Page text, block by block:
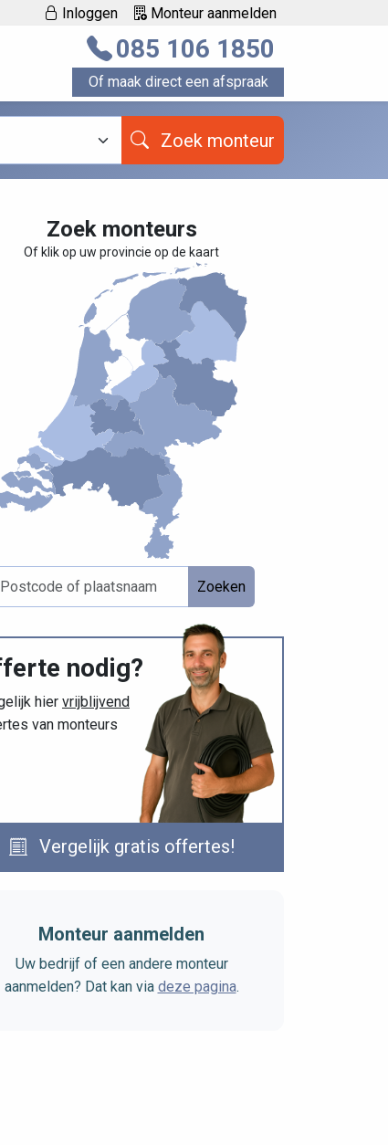
Inloggen Monteur aanmelden
085 106 1850
Of maak direct een afspraak
Zoek monteur
Zoek monteurs
Of klik op uw provincie op de kaart
Zoeken
nodig?
hier vrijblijvend
van monteurs
Vergelijk gratis offertes!
Monteur aanmelden
Uw bedrijf of een andere monteur
aanmelden? Dat kan via deze pagina.